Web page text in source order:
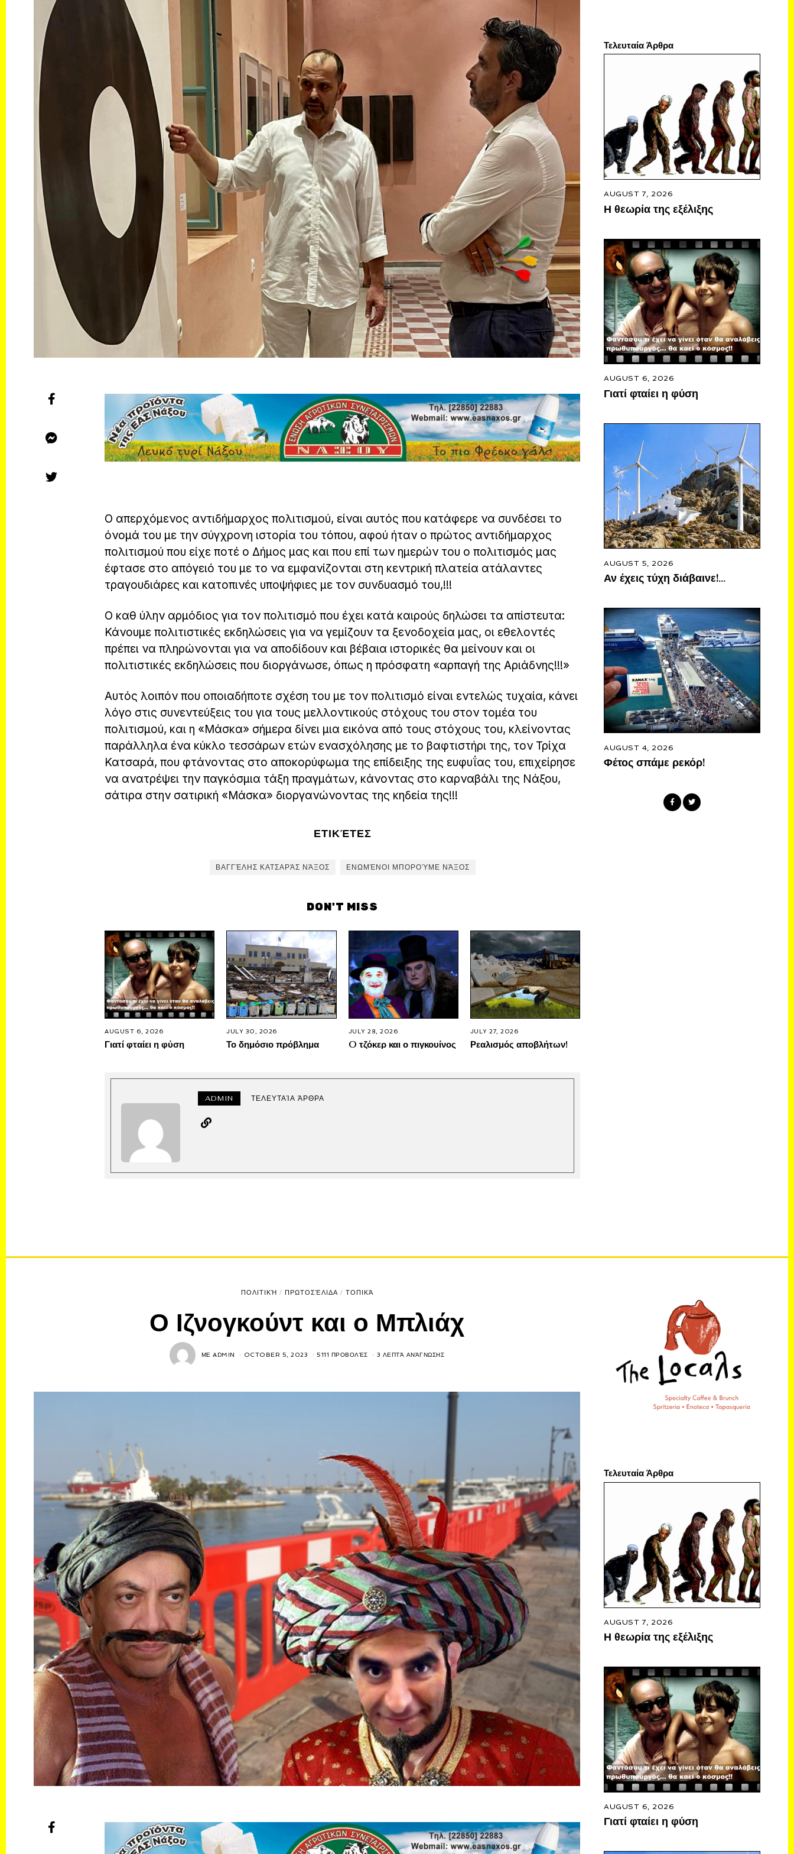
Ο απερχόμενος αντιδήμαρχος πολιτισμού, είναι αυτός που κατάφερε να συνδέσει το
όνομά του με την σύγχρονη ιστορία του τόπου, αφού ήταν ο πρώτος αντιδήμαρχος
πολιτισμού που είχε ποτέ ο Δήμος μας και που επί των ημερών του ο πολιτισμός μας
έφτασε στο απόγειό του με το να εμφανίζονται στη κεντρική πλατεία ατάλαντες
τραγουδιάρες και κατοπινές υποψήφιες με τον συνδυασμό του,!!!
Ο καθ ύλην αρμόδιος για τον πολιτισμό που έχει κατά καιρούς δηλώσει τα απίστευτα:
Κάνουμε πολιτιστικές εκδηλώσεις για να γεμίζουν τα ξενοδοχεία μας, οι εθελοντές
πρέπει να πληρώνονται για να αποδίδουν και βέβαια ιστορικές θα μείνουν και οι
πολιτιστικές εκδηλώσεις που διοργάνωσε, όπως η πρόσφατη «αρπαγή της Αριάδνης!!!»
Αυτός λοιπόν που οποιαδήποτε σχέση του με τον πολιτισμό είναι εντελώς τυχαία, κάνει
λόγο στις συνεντεύξεις του για τους μελλοντικούς στόχους του στον τομέα του
πολιτισμού, και η «Μάσκα» σήμερα δίνει μια εικόνα από τους στόχους του, κλείνοντας
παράλληλα ένα κύκλο τεσσάρων ετών ενασχόλησης με το βαφτιστήρι της, τον Τρίχα
Κατσαρά, που φτάνοντας στο αποκορύφωμα της επίδειξης της ευφυΐας του, επιχείρησε
να ανατρέψει την παγκόσμια τάξη πραγμάτων, κάνοντας στο καρναβάλι της Νάξου,
σάτιρα στην σατιρική «Μάσκα» διοργανώνοντας της κηδεία της!!!
ΕΤΙΚΈΤΕΣ
ΒΑΓΓΈΛΗΣ ΚΑΤΣΑΡΆΣ ΝΆΞΟΣ ΕΝΩΜΈΝΟΙ ΜΠΟΡΟΎΜΕ ΝΆΞΟΣ
DON'T MISS
AUGUST 6, 2026
Γιατί φταίει η φύση
JULY 30, 2026
Το δημόσιο πρόβλημα
JULY 28, 2026
O τζόκερ και ο πιγκουίνος
JULY 27, 2026
Ρεαλισμός αποβλήτων!
ADMIN ΤΕΛΕΥΤΑΊΑ ΆΡΘΡΑ
Τελευταία Άρθρα
AUGUST 7, 2026
Η θεωρία της εξέλιξης
AUGUST 6, 2026
Γιατί φταίει η φύση
AUGUST 5, 2026
Αν έχεις τύχη διάβαινε!…
AUGUST 4, 2026
Φέτος σπάμε ρεκόρ!
ΠΟΛΙΤΙΚΉ / ΠΡΩΤΟΣΈΛΙΔΑ / ΤΟΠΙΚΆ
Ο Ιζνογκούντ και ο Μπλιάχ
ΜΕADMIN OCTOBER 5, 2023 5111 ΠΡΟΒΟΛΈΣ 3 ΛΕΠΤΆ ΑΝΆΓΝΩΣΗΣ
Τελευταία Άρθρα
AUGUST 7, 2026
Η θεωρία της εξέλιξης
AUGUST 6, 2026
Γιατί φταίει η φύση